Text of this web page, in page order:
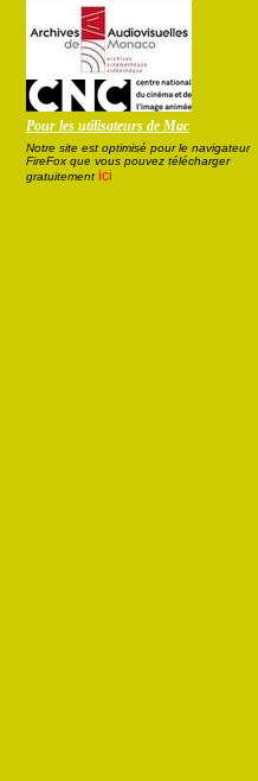
Pour les utilisateurs de Mac
Notre site est optimisé pour le navigateur
FireFox que vous pouvez télécharger
gratuitement ici